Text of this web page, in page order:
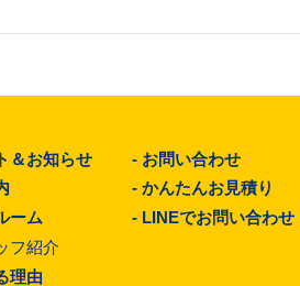
＆お知らせ
ーム
フ紹介
理由
- お問い合わせ
-かんたんお見積り
- LINEでお問い合わせ